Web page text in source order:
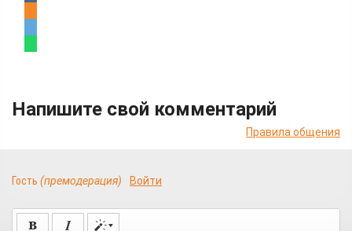
Напишите свой комментарий
Правила общения
Гость (премодерация) Войти